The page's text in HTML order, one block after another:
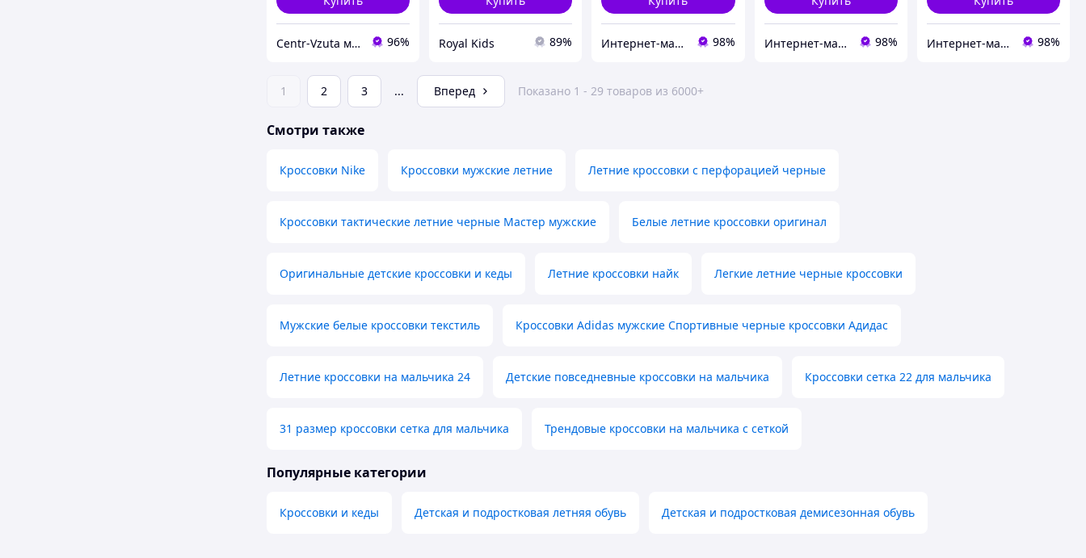
Centr-Vzuta магазин обуви, одежды и товаров для дома 96% Royal Kids 89% Интернет-магазин брендовой обуви ShoesLike 98% Интернет-магазин брендовой обуви ShoesLike 98% Интернет-магазин брендовой обуви ShoesLike 98%
1 2 3 ... Вперед Показано 1 - 29 товаров из 6000+
Смотри также
Кроссовки Nike Кроссовки мужские летние Летние кроссовки с перфорацией черные
Кроссовки тактические летние черные Мастер мужские Белые летние кроссовки оригинал
Оригинальные детские кроссовки и кеды Летние кроссовки найк Легкие летние черные кроссовки
Мужские белые кроссовки текстиль Кроссовки Adidas мужские Спортивные черные кроссовки Адидас
Летние кроссовки на мальчика 24 Детские повседневные кроссовки на мальчика Кроссовки сетка 22 для мальчика
31 размер кроссовки сетка для мальчика Трендовые кроссовки на мальчика с сеткой
Популярные категории
Кроссовки и кеды Детская и подростковая летняя обувь Детская и подростковая демисезонная обувь